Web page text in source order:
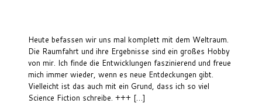
Heute befassen wir uns mal komplett mit dem Weltraum.
Die Raumfahrt und ihre Ergebnisse sind ein großes Hobby
von mir. Ich finde die Entwicklungen faszinierend und freue
mich immer wieder, wenn es neue Entdeckungen gibt.
Vielleicht ist das auch mit ein Grund, dass ich so viel
Science Fiction schreibe. +++ […]